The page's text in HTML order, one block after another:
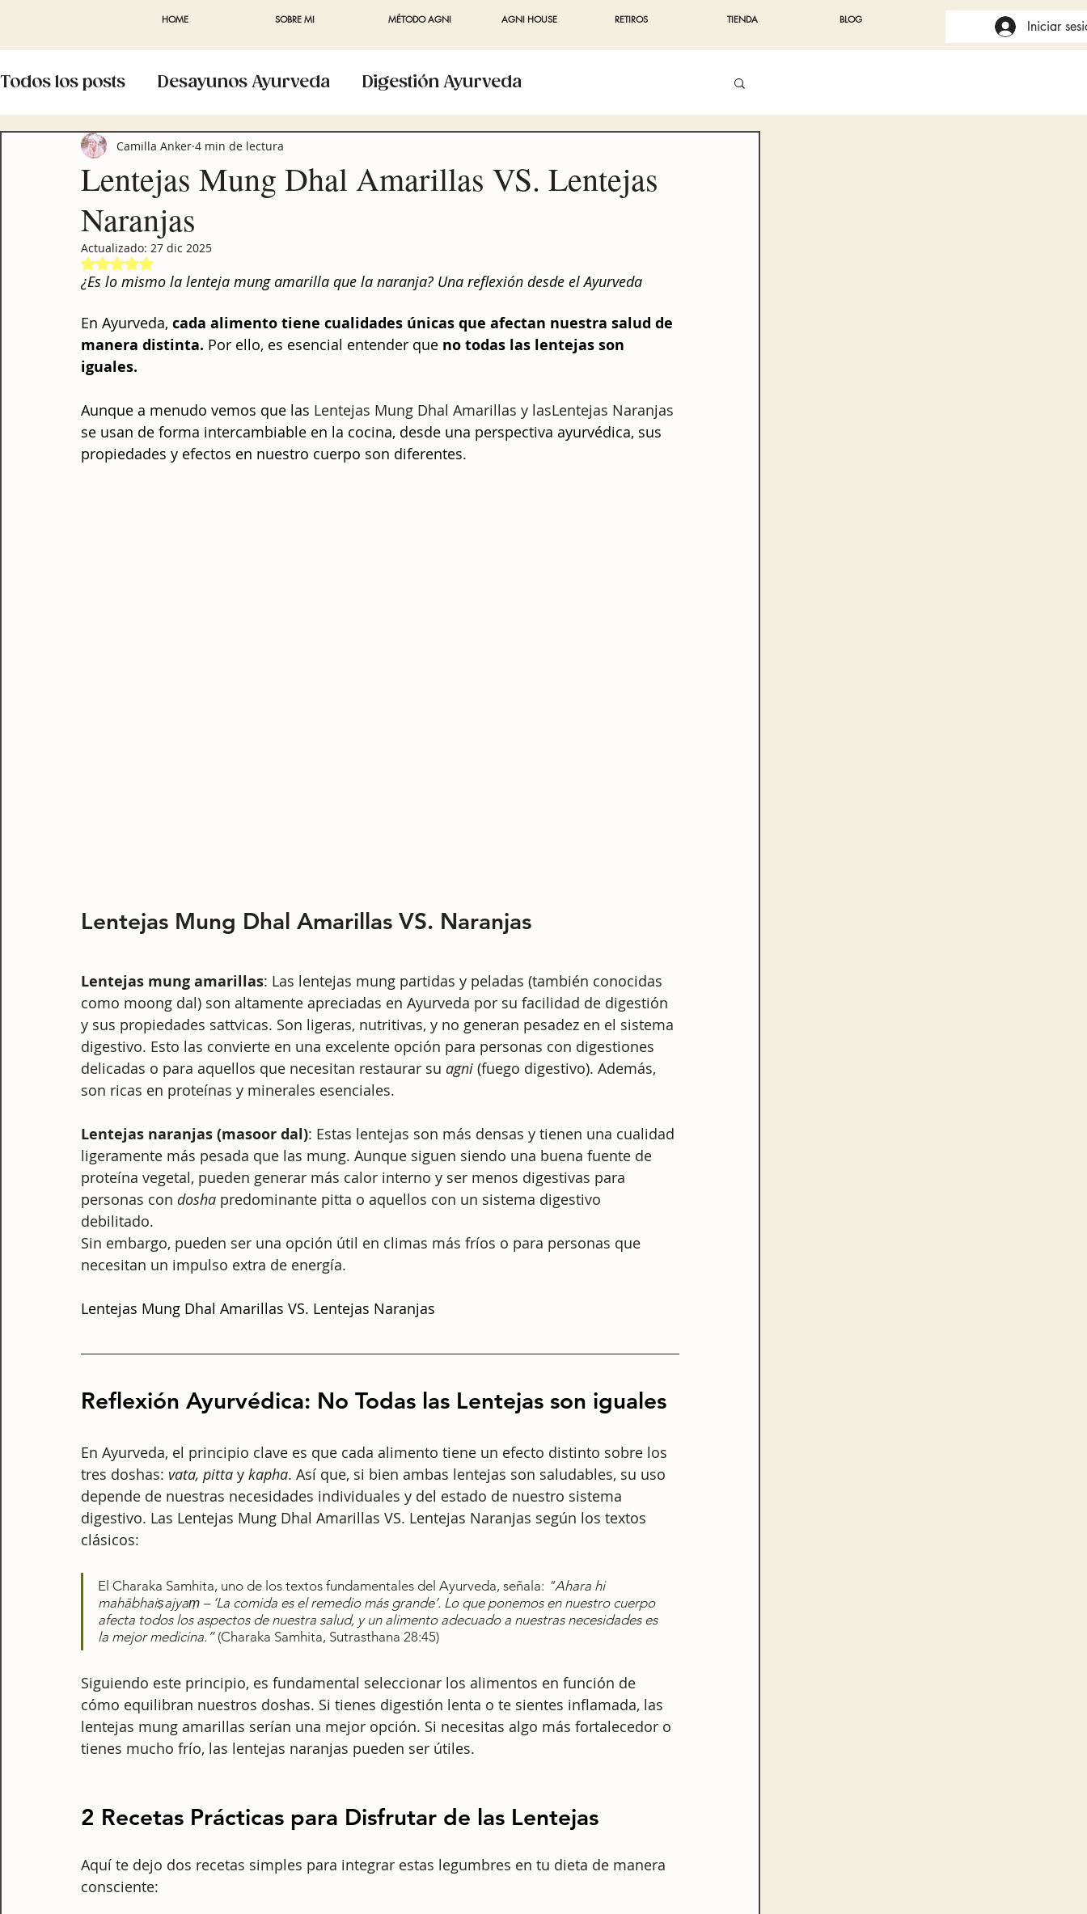
HOME SOBRE MI MÉTODO AGNI AGNI HOUSE RETIROS TIENDA BLOG Iniciar
Todos los posts Desayunos Ayurveda Digestión Ayurveda
Recetas Comidas Ayurveda
Prácticas Cocina
Estudia Ayurveda Recetas Bebidas
Lentejas Mung Dhal Amarillas VS. Lentejas
Naranjas
Camilla Anker 4 min de lectura
Actualizado: 27 dic 2025
Obtuvo NaN de 5 estrellas.
¿Es lo mismo la lenteja mung amarilla que la naranja? Una reflexión desde el Ayurveda
En Ayurveda, cada alimento tiene cualidades únicas que afectan nuestra salud de
manera distinta. Por ello, es esencial entender que no todas las lentejas son
iguales.
Aunque a menudo vemos que las Lentejas Mung Dhal Amarillas y lasLentejas Naranjas
se usan de forma intercambiable en la cocina, desde una perspectiva ayurvédica, sus
propiedades y efectos en nuestro cuerpo son diferentes.
Lentejas Mung Dhal Amarillas VS. Naranjas
Lentejas mung amarillas: Las lentejas mung partidas y peladas (también conocidas
como moong dal) son altamente apreciadas en Ayurveda por su facilidad de digestión
y sus propiedades sattvicas. Son ligeras, nutritivas, y no generan pesadez en el sistema
digestivo. Esto las convierte en una excelente opción para personas con digestiones
delicadas o para aquellos que necesitan restaurar su agni (fuego digestivo). Además,
son ricas en proteínas y minerales esenciales.
Lentejas naranjas (masoor dal): Estas lentejas son más densas y tienen una cualidad
ligeramente más pesada que las mung. Aunque siguen siendo una buena fuente de
proteína vegetal, pueden generar más calor interno y ser menos digestivas para
personas con dosha predominante pitta o aquellos con un sistema digestivo
debilitado.
Sin embargo, pueden ser una opción útil en climas más fríos o para personas que
necesitan un impulso extra de energía.
Lentejas Mung Dhal Amarillas VS. Lentejas Naranjas
Reflexión Ayurvédica: No Todas las Lentejas son iguales
En Ayurveda, el principio clave es que cada alimento tiene un efecto distinto sobre los
tres doshas: vata, pitta y kapha. Así que, si bien ambas lentejas son saludables, su uso
depende de nuestras necesidades individuales y del estado de nuestro sistema
digestivo. Las Lentejas Mung Dhal Amarillas VS. Lentejas Naranjas según los textos
clásicos:
El Charaka Samhita, uno de los textos fundamentales del Ayurveda, señala: "Ahara hi
mahābhaiṣajyaṃ – ‘La comida es el remedio más grande’. Lo que ponemos en nuestro cuerpo
afecta todos los aspectos de nuestra salud, y un alimento adecuado a nuestras necesidades es
la mejor medicina.” (Charaka Samhita, Sutrasthana 28:45)
Siguiendo este principio, es fundamental seleccionar los alimentos en función de
cómo equilibran nuestros doshas. Si tienes digestión lenta o te sientes inflamada, las
lentejas mung amarillas serían una mejor opción. Si necesitas algo más fortalecedor o
tienes mucho frío, las lentejas naranjas pueden ser útiles.
2 Recetas Prácticas para Disfrutar de las Lentejas
Aquí te dejo dos recetas simples para integrar estas legumbres en tu dieta de manera
consciente: